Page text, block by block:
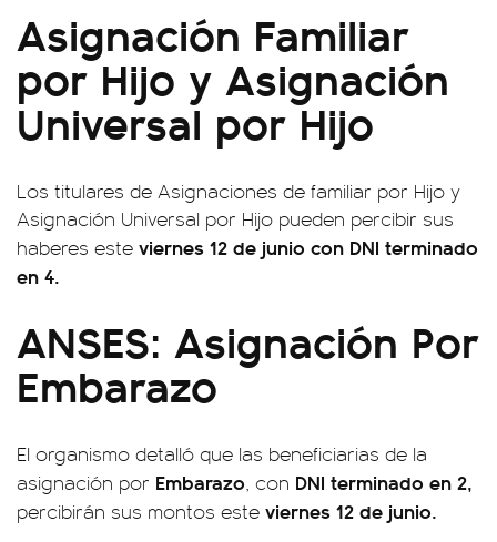
Asignación Familiar
por Hijo y Asignación
Universal por Hijo
Los titulares de Asignaciones de familiar por Hijo y
Asignación Universal por Hijo pueden percibir sus
haberes este viernes 12 de junio con DNI terminado
en 4.
ANSES: Asignación Por
Embarazo
El organismo detalló que las beneficiarias de la
asignación por Embarazo, con DNI terminado en 2,
percibirán sus montos este viernes 12 de junio.